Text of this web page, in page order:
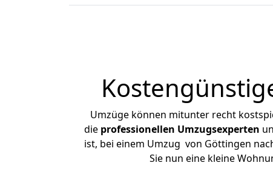
Umzüge können mitunter recht
die professionellen Umzugsexperten
ist, bei einem Umzug von Göttingen
Sie nun eine kleine